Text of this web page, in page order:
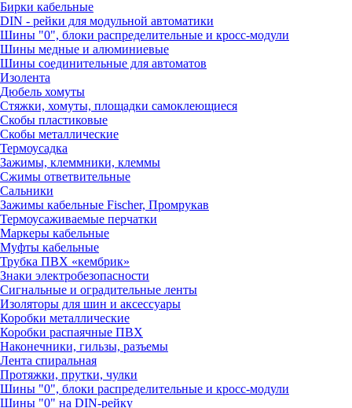
Бирки кабельные
DIN - рейки для модульной автоматики
Шины "0", блоки распределительные и кросс-модули
Шины медные и алюминиевые
Шины соединительные для автоматов
Изолента
Дюбель хомуты
Стяжки, хомуты, площадки самоклеющиеся
Скобы пластиковые
Скобы металлические
Термоусадка
Зажимы, клеммники, клеммы
Сжимы ответвительные
Сальники
Зажимы кабельные Fischer, Промрукав
Термоусаживаемые перчатки
Маркеры кабельные
Муфты кабельные
Трубка ПВХ «кембрик»
Знаки электробезопасности
Сигнальные и оградительные ленты
Изоляторы для шин и аксессуары
Коробки металлические
Коробки распаячные ПВХ
Наконечники, гильзы, разъемы
Лента спиральная
Протяжки, прутки, чулки
Шины "0", блоки распределительные и кросс-модули
Шины "0" на DIN-рейку